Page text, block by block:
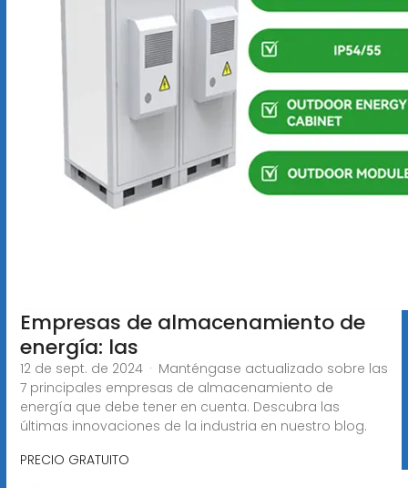
Empresas de almacenamiento de
energía: las
12 de sept. de 2024 · Manténgase actualizado sobre las
7 principales empresas de almacenamiento de
energía que debe tener en cuenta. Descubra las
últimas innovaciones de la industria en nuestro blog.
PRECIO GRATUITO